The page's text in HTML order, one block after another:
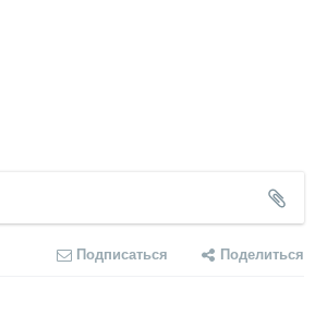
Подписаться Поделиться